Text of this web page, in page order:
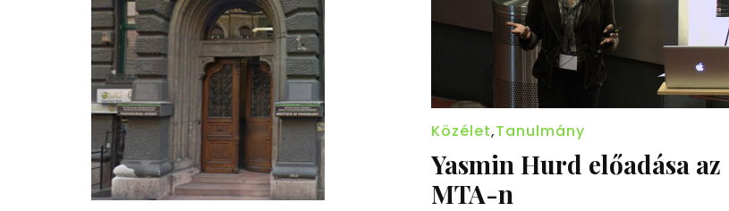
Közélet,Tanulmány
Yasmin Hurd előadása az
MTA-n